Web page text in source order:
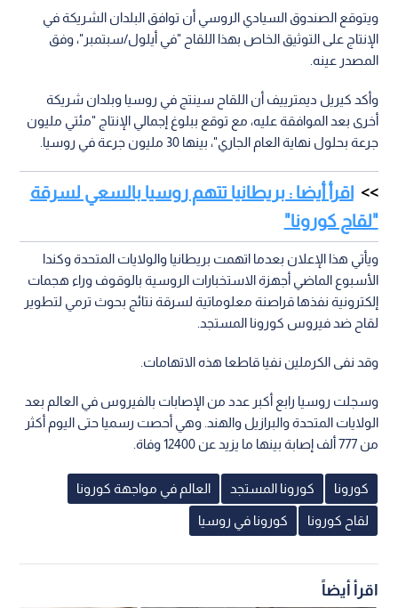
ويتوقع الصندوق السيادي الروسي أن توافق البلدان الشريكة في
الإنتاج على التوثيق الخاص بهذا اللقاح "في أيلول/سبتمبر"، وفق
المصدر عينه.
وأكد كيريل ديمترييف أن اللقاح سينتج في روسيا وبلدان شريكة
أخرى بعد الموافقة عليه، مع توقع ببلوغ إجمالي الإنتاج "مئتي مليون
جرعة بحلول نهاية العام الجاري"، بينها 30 مليون جرعة في روسيا.
اقرأ أيضا : بريطانيا تتهم روسيا بالسعي لسرقة
"لقاح كورونا"
ويأتي هذا الإعلان بعدما اتهمت بريطانيا والولايات المتحدة وكندا
الأسبوع الماضي أجهزة الاستخبارات الروسية بالوقوف وراء هجمات
إلكترونية نفذها قراصنة معلوماتية لسرقة نتائج بحوث ترمي لتطوير
لقاح ضد فيروس كورونا المستجد.
وقد نفى الكرملين نفيا قاطعا هذه الاتهامات.
وسجلت روسيا رابع أكبر عدد من الإصابات بالفيروس في العالم بعد
الولايات المتحدة والبرازيل والهند. وهي أحصت رسميا حتى اليوم أكثر
من 777 ألف إصابة بينها ما يزيد عن 12400 وفاة.
كورونا كورونا المستجد العالم في مواجهة كورونا
لقاح كورونا كورونا في روسيا
اقرأ أيضاً